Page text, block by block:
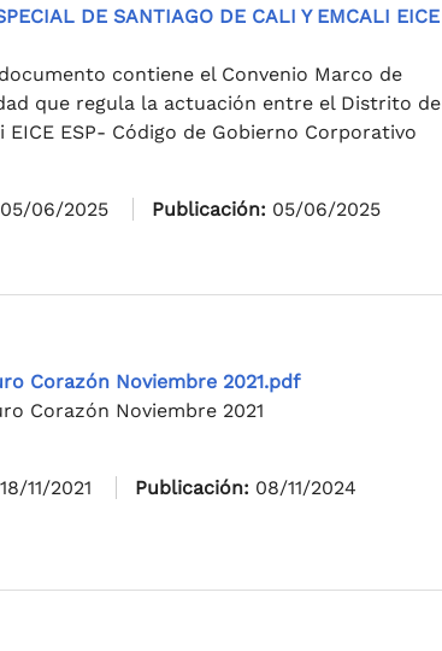
DE SANTIAGO DE CALI Y EMCALI EICE
contiene el Convenio Marco de
que regula la actuación entre el Distrito de
EICE ESP- Código de Gobierno Corporativo
05/06/2025 Publicación: 05/06/2025
Corazón Noviembre 2021.pdf
Corazón Noviembre 2021
18/11/2021 Publicación: 08/11/2024